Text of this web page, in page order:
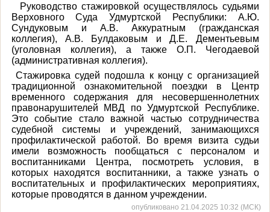
Руководство стажировкой осуществлялось судьями
Верховного Суда Удмуртской Республики: А.Ю.
Сундуковым и А.В. Аккуратным (гражданская
коллегия), А.В. Булдаковым и Д.Е. Дементьевым
(уголовная коллегия), а также О.П. Чегодаевой
(административная коллегия).
Стажировка судей подошла к концу с организацией
традиционной ознакомительной поездки в Центр
временного содержания для несовершеннолетних
правонарушителей МВД по Удмуртской Республике.
Это событие стало важной частью сотрудничества
судебной системы и учреждений, занимающихся
профилактической работой. Во время визита судьи
имели возможность пообщаться с персоналом и
воспитанниками Центра, посмотреть условия, в
которых находятся воспитанники, а также узнать о
воспитательных и профилактических мероприятиях,
которые проводятся в данном учреждении.
опубликовано 21.04.2025 10:32 (МСК)